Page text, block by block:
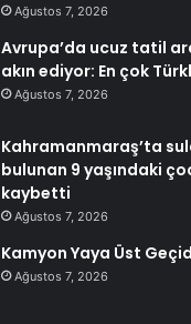
Ağustos 7, 2026
Avrupa’da ucuz tatil
akın ediyor: En çok
Ağustos 7, 2026
Kahramanmaraş’ta
bulunan 9 yaşındaki
kaybetti
Ağustos 7, 2026
Kamyon Yaya Üst
Ağustos 7, 2026